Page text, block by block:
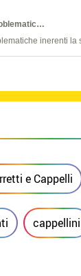
inerenti la
e Cappelli
cappellini